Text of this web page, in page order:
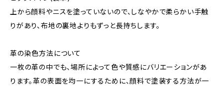
上から顔料やニスを塗っていないので、しなやかで柔らかい手触
りがあり、布地の裏地よりもずっと長持ちします。
革の染色方法について
一枚の革の中でも、場所によって色や質感にバリエーションがあ
ります。革の表面を均一にするために、顔料で塗装する方法が一